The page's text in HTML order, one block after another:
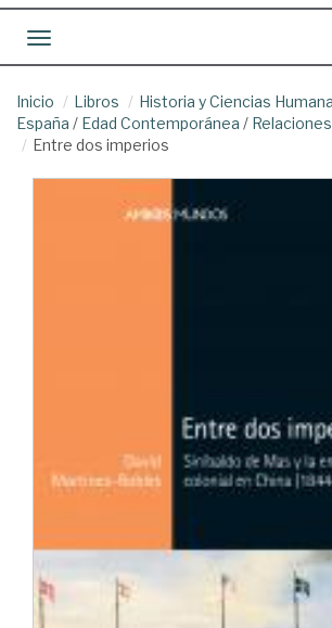
Toggle navigation
Inicio Libros Historia y Ciencias
España / Edad Contemporánea /
Entre dos imperios